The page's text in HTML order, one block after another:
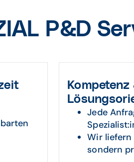
P&D
Kompetenz
Jede
Wir
sondern